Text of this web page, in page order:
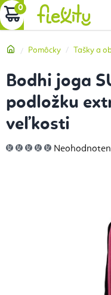
Prejsť
na
NÁKUPNÝ
DomovPomôcky Tašky a
Bodhi joga
podložku
veľkosti
Priemerné
hodnotenie